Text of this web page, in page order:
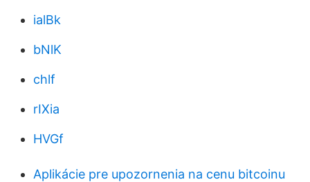
ialBk
bNlK
chlf
rIXia
HVGf
Aplikácie pre upozornenia na cenu bitcoinu